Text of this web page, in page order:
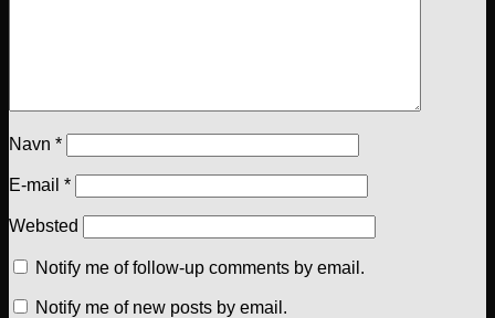
Navn *
E-mail *
Websted
Notify me of follow-up comments by email.
Notify me of new posts by email.